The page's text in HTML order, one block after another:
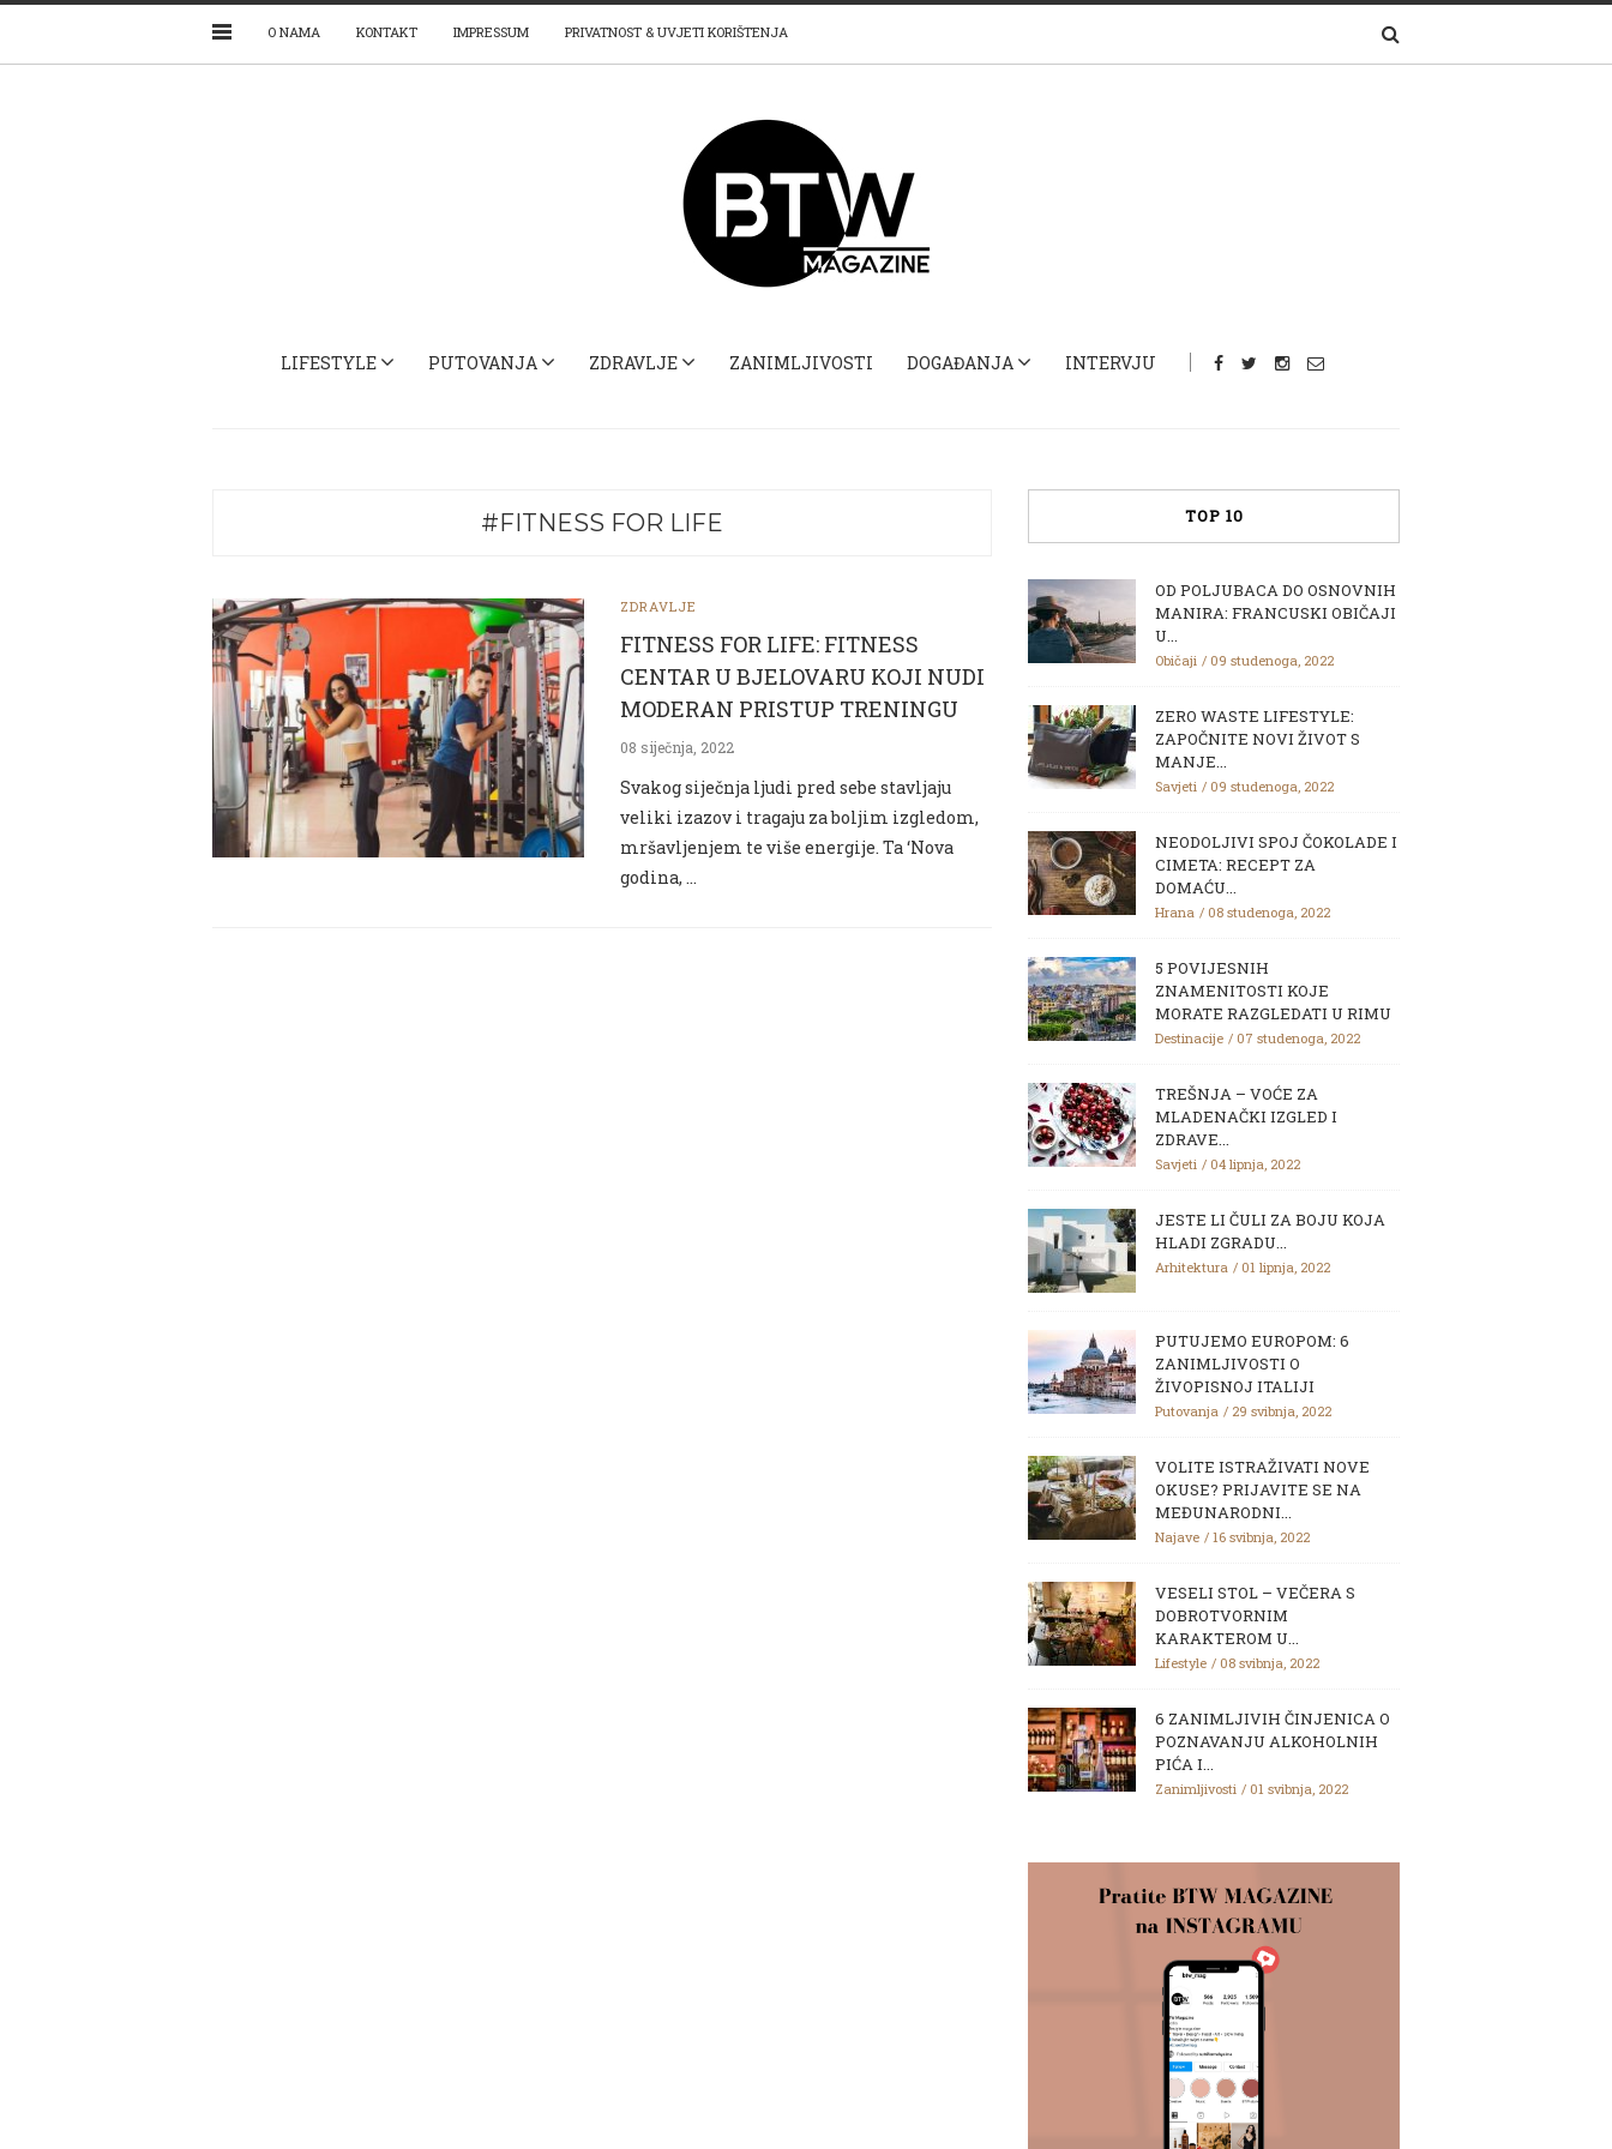
O NAMA KONTAKT IMPRESSUM PRIVATNOST & UVJETI KORIŠTENJA
LIFESTYLE PUTOVANJA ZDRAVLJE ZANIMLJIVOSTI DOGAĐANJA INTERVJU
#FITNESS FOR LIFE
ZDRAVLJE
FITNESS FOR LIFE: FITNESS
CENTAR U BJELOVARU KOJI NUDI
MODERAN PRISTUP TRENINGU
08 siječnja, 2022
Svakog siječnja ljudi pred sebe stavljaju
veliki izazov i tragaju za boljim izgledom,
mršavljenjem te više energije. Ta ‘Nova
godina, …
TOP 10
OD POLJUBACA DO OSNOVNIH
MANIRA: FRANCUSKI OBIČAJI
U...
Običaji 09 studenoga, 2022
ZERO WASTE LIFESTYLE:
ZAPOČNITE NOVI ŽIVOT S
MANJE...
Savjeti 09 studenoga, 2022
NEODOLJIVI SPOJ ČOKOLADE I
CIMETA: RECEPT ZA
DOMAĆU...
Hrana 08 studenoga, 2022
5 POVIJESNIH
ZNAMENITOSTI KOJE
MORATE RAZGLEDATI U RIMU
Destinacije 07 studenoga, 2022
TREŠNJA – VOĆE ZA
MLADENAČKI IZGLED I
ZDRAVE...
Savjeti 04 lipnja, 2022
JESTE LI ČULI ZA BOJU KOJA
HLADI ZGRADU...
Arhitektura 01 lipnja, 2022
PUTUJEMO EUROPOM: 6
ZANIMLJIVOSTI O
ŽIVOPISNOJ ITALIJI
Putovanja 29 svibnja, 2022
VOLITE ISTRAŽIVATI NOVE
OKUSE? PRIJAVITE SE NA
MEĐUNARODNI...
Najave 16 svibnja, 2022
VESELI STOL – VEČERA S
DOBROTVORNIM
KARAKTEROM U...
Lifestyle 08 svibnja, 2022
6 ZANIMLJIVIH ČINJENICA O
POZNAVANJU ALKOHOLNIH
PIĆA I...
Zanimljivosti 01 svibnja, 2022